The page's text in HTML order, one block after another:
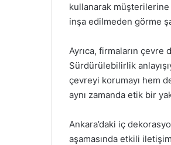
kullanarak
inşa edilmeden görme
Ayrıca, firmaların
Sürdürülebilirlik
çevreyi korumayı hem
aynı zamanda etik bir
Ankara’daki iç
aşamasında etkili